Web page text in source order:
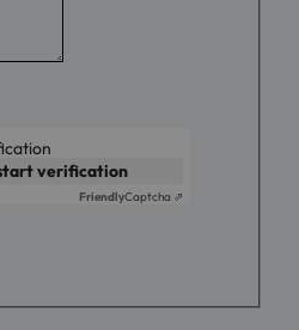
verification
FriendlyCaptcha ⇗